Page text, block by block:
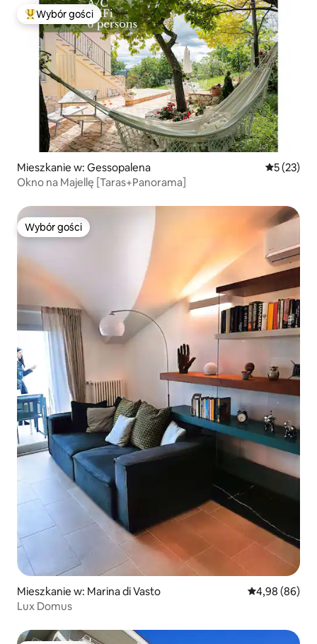
Najpopularniejsze z kategorii Wybór gości
Wybór gości
Mieszkanie w: Gessopalena Średnia
5 (23)
Okno na Majellę [Taras+Panorama]
Wybór gości
Wybór gości
Mieszkanie w: Marina di Vasto Średnia
4,98 (86)
Lux Domus